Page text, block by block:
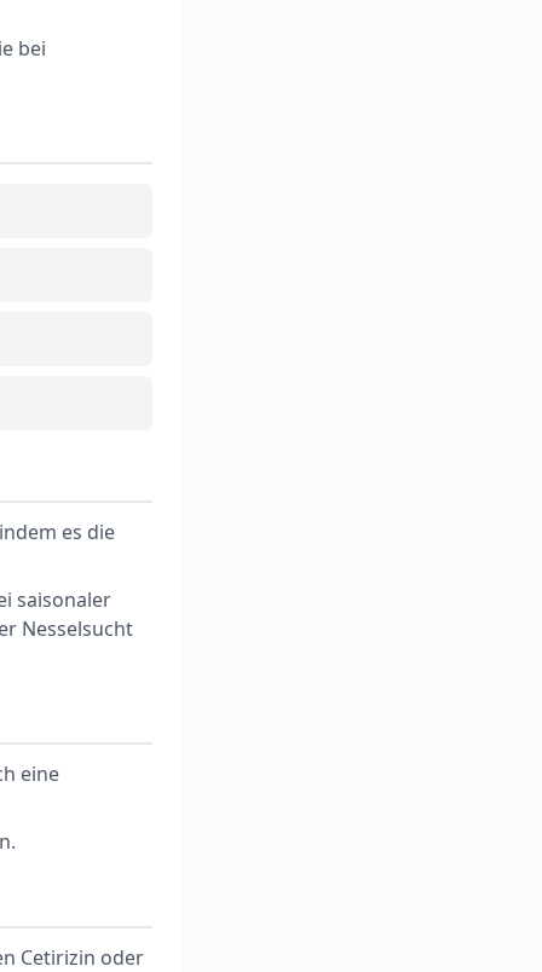
bei
es die
saisonaler
Nesselsucht
eine
Cetirizin oder